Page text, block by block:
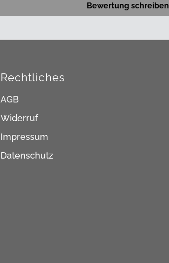
Bewertung schreiben
Rechtliches
AGB
Widerruf
Impressum
Datenschutz